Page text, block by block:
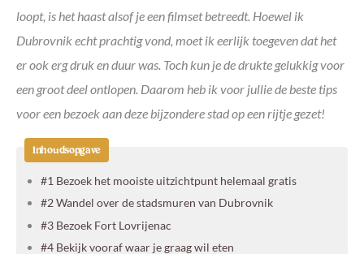
loopt, is het haast alsof je een filmset betreedt. Hoewel ik
Dubrovnik echt prachtig vond, moet ik eerlijk toegeven dat het
er ook erg druk en duur was. Toch kun je de drukte gelukkig voor
een groot deel ontlopen. Daarom heb ik voor jullie de beste tips
voor een bezoek aan deze bijzondere stad op een rijtje gezet!
Inhoudsopgave
#1 Bezoek het mooiste uitzichtpunt helemaal gratis
#2 Wandel over de stadsmuren van Dubrovnik
#3 Bezoek Fort Lovrijenac
#4 Bekijk vooraf waar je graag wil eten